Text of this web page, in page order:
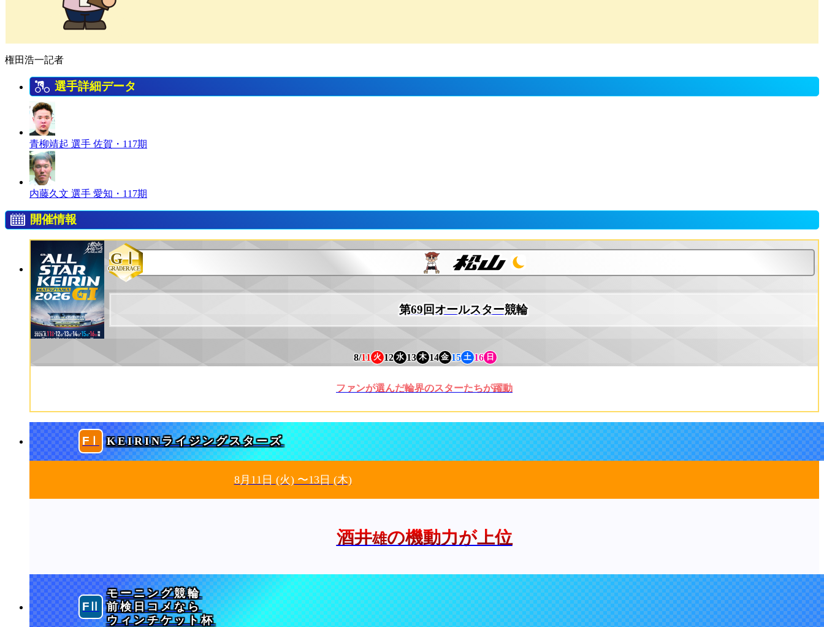
権田浩一記者
選手詳細データ
青柳靖起 選手 佐賀・117期
内藤久文 選手 愛知・117期
開催情報
GⅠ
GRADERACE
第69回オールスター競輪
8/11 火 12 水 13 木 14 金 15 土 16 日
ファンが選んだ輪界のスターたちが躍動
KEIRINライジングスターズ
8月11日 (火)〜13日 (木)
酒井雄の機動力が上位
モーニング競輪
前検日コメなら
ウィンチケット杯